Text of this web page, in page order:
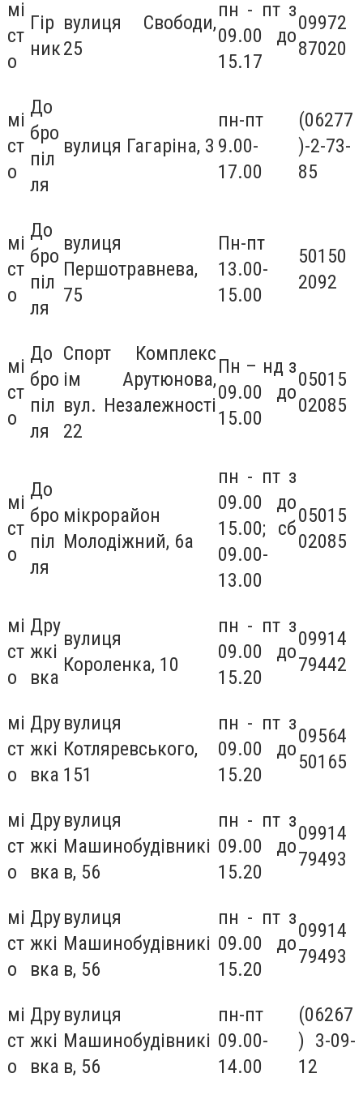
мі
ст
о
Гір
ник
вулиця Свободи,
25
пн - пт з
09.00 до
15.17
09972
87020
мі
ст
о
До
бро
піл
ля
вулиця Гагаріна, 3
пн-пт
9.00-
17.00
(06277
)-2-73-
85
мі
ст
о
До
бро
піл
ля
вулиця
Першотравнева,
75
Пн-пт
13.00-
15.00
50150
2092
мі
ст
о
До
бро
піл
ля
Спорт Комплекс
ім Арутюнова,
вул. Незалежності
22
Пн – нд з
09.00 до
15.00
05015
02085
мі
ст
о
До
бро
піл
ля
мікрорайон
Молодіжний, 6а
пн - пт з
09.00 до
15.00; сб
09.00-
13.00
05015
02085
мі
ст
о
Дру
жкі
вка
вулиця
Короленка, 10
пн - пт з
09.00 до
15.20
09914
79442
мі
ст
о
Дру
жкі
вка
вулиця
Котляревського,
151
пн - пт з
09.00 до
15.20
09564
50165
мі
ст
о
Дру
жкі
вка
вулиця
Машинобудівникі
в, 56
пн - пт з
09.00 до
15.20
09914
79493
мі
ст
о
Дру
жкі
вка
вулиця
Машинобудівникі
в, 56
пн - пт з
09.00 до
15.20
09914
79493
мі
ст
о
Дру
жкі
вка
вулиця
Машинобудівникі
в, 56
пн-пт
09.00-
14.00
(06267
) 3-09-
12